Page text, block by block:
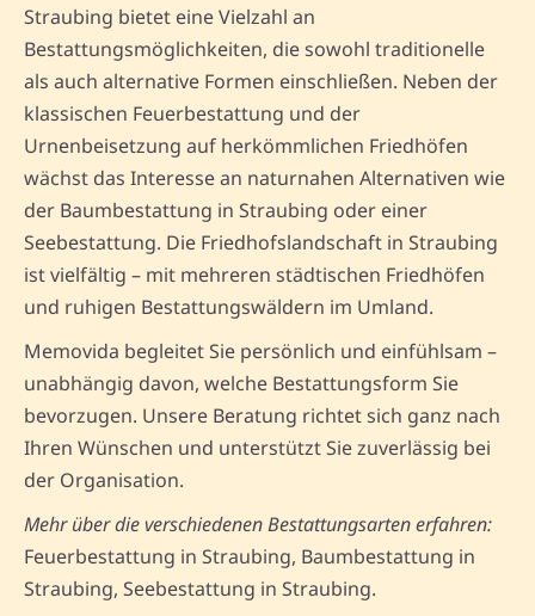
Straubing bietet eine Vielzahl an
Bestattungsmöglichkeiten, die sowohl traditionelle
als auch alternative Formen einschließen. Neben der
klassischen Feuerbestattung und der
Urnenbeisetzung auf herkömmlichen Friedhöfen
wächst das Interesse an naturnahen Alternativen wie
der Baumbestattung in Straubing oder einer
Seebestattung. Die Friedhofslandschaft in Straubing
ist vielfältig – mit mehreren städtischen Friedhöfen
und ruhigen Bestattungswäldern im Umland.
Memovida begleitet Sie persönlich und einfühlsam –
unabhängig davon, welche Bestattungsform Sie
bevorzugen. Unsere Beratung richtet sich ganz nach
Ihren Wünschen und unterstützt Sie zuverlässig bei
der Organisation.
Mehr über die verschiedenen Bestattungsarten erfahren:
Feuerbestattung in Straubing, Baumbestattung in
Straubing, Seebestattung in Straubing.